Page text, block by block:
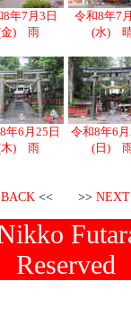
8年7月3日
金) 雨
令和8年7
(水)
年6月25日
木) 雨
令和8年6
(日)
BACK << >> NEXT
Reserved